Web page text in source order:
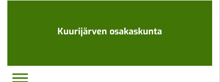
Kuurijärven osakaskunta